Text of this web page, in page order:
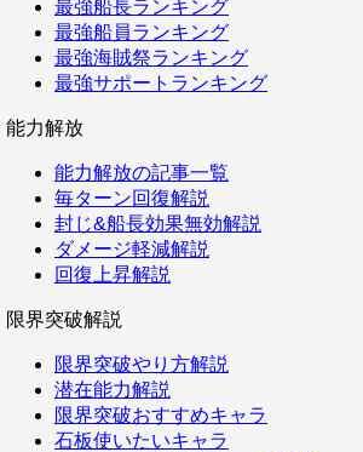
最強船長ランキング
最強船員ランキング
最強海賊祭ランキング
最強サポートランキング
能力解放
能力解放の記事一覧
毎ターン回復解説
封じ&船長効果無効解説
ダメージ軽減解説
回復上昇解説
限界突破解説
限界突破やり方解説
潜在能力解説
限界突破おすすめキャラ
石板使いたいキャラ